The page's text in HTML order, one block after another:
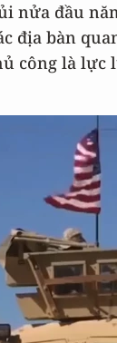
nửa đầu
địa bàn
công là